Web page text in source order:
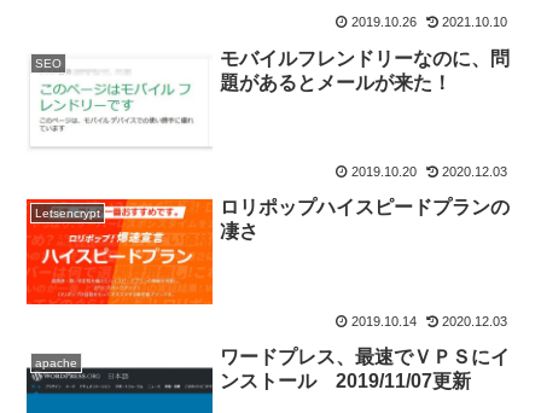
2019.10.26 2021.10.10
SEO
モバイルフレンドリーなのに、問
題があるとメールが来た！
2019.10.20 2020.12.03
Letsencrypt
ロリポップハイスピードプランの
凄さ
2019.10.14 2020.12.03
apache
ワードプレス、最速でＶＰＳにイ
ンストール 2019/11/07更新